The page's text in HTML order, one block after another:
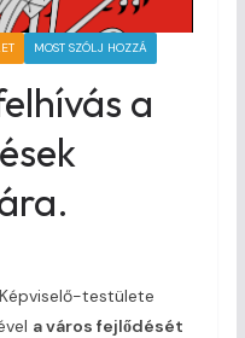
MOST SZÓLJ HOZZÁ
a
testülete
a város fejlődését